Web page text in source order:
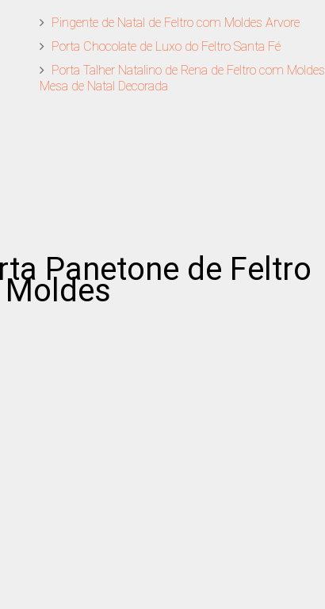
Pingente de Natal de Feltro com Moldes Arvore
Porta Chocolate de Luxo do Feltro Santa Fé
Porta Talher Natalino de Rena de Feltro com Moldes
Mesa de Natal Decorada
Panetone de Feltro